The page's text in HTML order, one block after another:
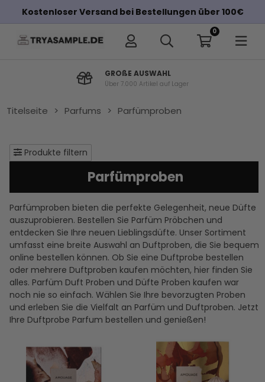
Kostenloser Versand bei Bestellungen über 100€
0
Sicherer E-Commerce
Mit EHI-Siegel Zertifiziert
Titelseite > Parfums > Parfümproben
Produkte filtern
Parfümproben
Parfümproben bieten die perfekte Gelegenheit, neue Düfte
auszuprobieren. Bestellen Sie Parfüm Pröbchen und
entdecken Sie Ihre neuen Lieblingsdüfte. Unser Sortiment
umfasst eine breite Auswahl an Duftproben, die Sie bequem
online bestellen können. Ob Sie eine Duftprobe bestellen
oder mehrere Duftproben kaufen möchten, hier finden Sie
alles. Parfüm Duft Proben und Düfte Proben kaufen war
noch nie so einfach. Wählen Sie Ihre bevorzugten Proben
und erleben Sie die Vielfalt an Parfüm und Duftproben. Jetzt
Ihre Duftprobe Parfum bestellen und genießen!